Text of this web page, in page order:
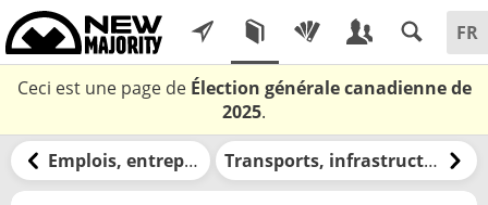
Ceci est une page de Élection générale canadienne de
2025.
Emplois, entreprises et travail Transports, infrastructures et circulation